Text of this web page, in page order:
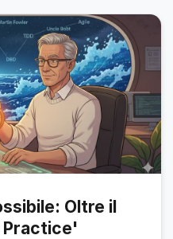
Oltre il
Practice'